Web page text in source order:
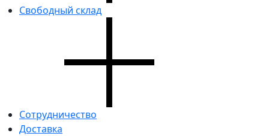
Свободный склад
Сотрудничество
Доставка